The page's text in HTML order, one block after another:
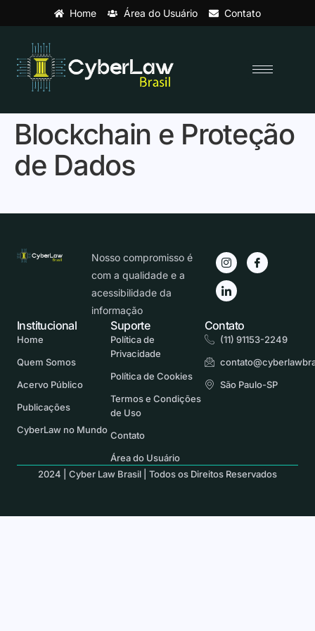
Home Área do Usuário Contato
Blockchain e Proteção
de Dados
Nosso compromisso é
com a qualidade e a
acessibilidade da
informação
Suporte
Política de
Privacidade
Política de Cookies
Termos e Condições
de Uso
Contato
Área do Usuário
Contato
(11) 91153-2249
São Paulo-SP
Institucional
Home
Quem Somos
Acervo Público
Publicações
CyberLaw no Mundo
2024 | Cyber Law Brasil | Todos os Direitos Reservados